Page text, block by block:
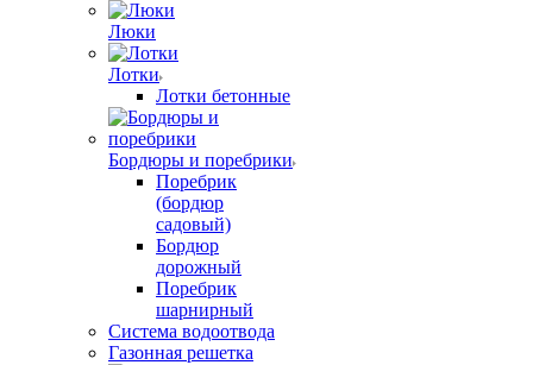
Люки
Лотки
Лотки бетонные
Бордюры и поребрики
Поребрик
(бордюр
садовый)
Бордюр
дорожный
Поребрик
шарнирный
Система водоотвода
Газонная решетка